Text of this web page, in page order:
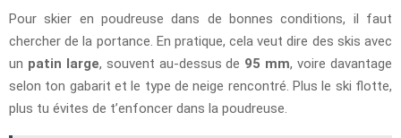
Pour skier en poudreuse dans de bonnes conditions, il faut
chercher de la portance. En pratique, cela veut dire des skis avec
un patin large, souvent au-dessus de 95 mm, voire davantage
selon ton gabarit et le type de neige rencontré. Plus le ski flotte,
plus tu évites de t’enfoncer dans la poudreuse.